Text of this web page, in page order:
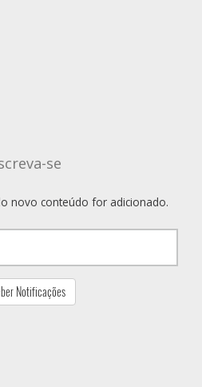
se
novo conteúdo for adicionado.